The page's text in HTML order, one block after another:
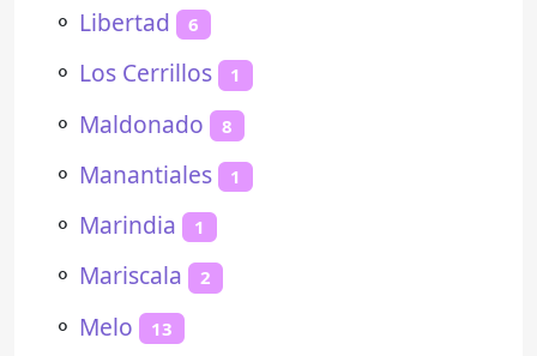
⚬ Libertad 6
⚬ Los Cerrillos 1
⚬ Maldonado 8
⚬ Manantiales 1
⚬ Marindia 1
⚬ Mariscala 2
⚬ Melo 13